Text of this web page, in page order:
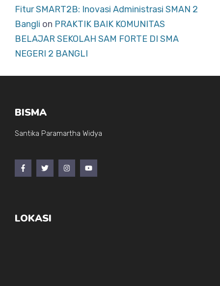
Fitur SMART2B: Inovasi Administrasi SMAN 2
Bangli on PRAKTIK BAIK KOMUNITAS
BELAJAR SEKOLAH SAM FORTE DI SMA
NEGERI 2 BANGLI
BISMA
Santika Paramartha Widya
LOKASI